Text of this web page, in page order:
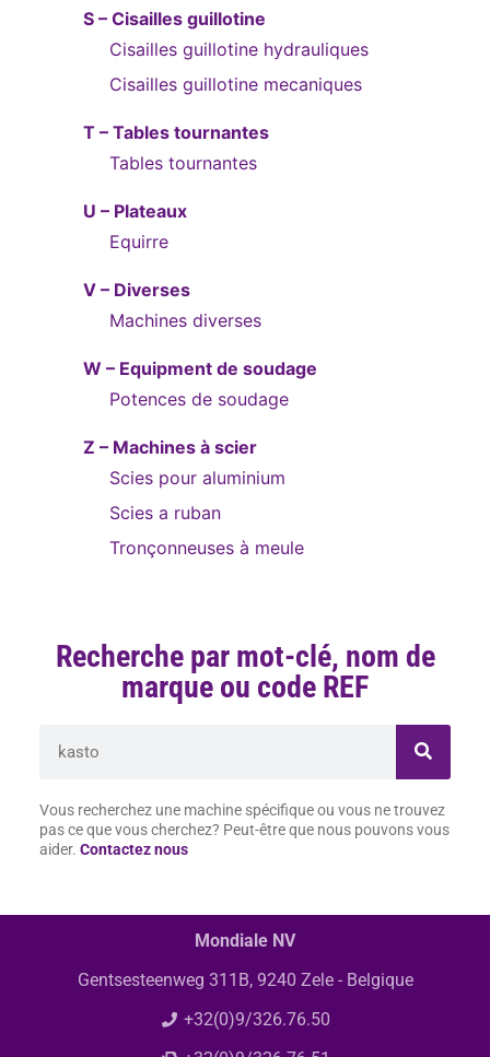
S – Cisailles guillotine
Cisailles guillotine hydrauliques
Cisailles guillotine mecaniques
T – Tables tournantes
Tables tournantes
U – Plateaux
Equirre
V – Diverses
Machines diverses
W – Equipment de soudage
Potences de soudage
Z – Machines à scier
Scies pour aluminium
Scies a ruban
Tronçonneuses à meule
Recherche par mot-clé, nom de
marque ou code REF
Vous recherchez une machine spécifique ou vous ne trouvez
pas ce que vous cherchez? Peut-être que nous pouvons vous
aider. Contactez nous
Mondiale NV
Gentsesteenweg 311B, 9240 Zele - Belgique
+32(0)9/326.76.50